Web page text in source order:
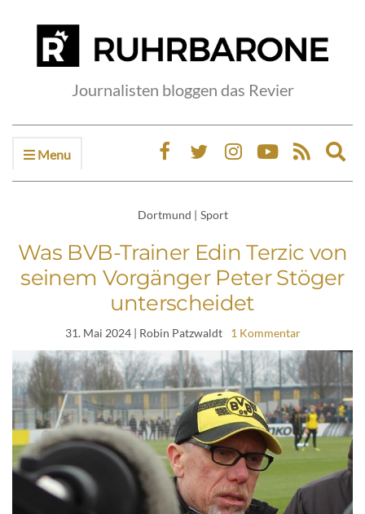
Journalisten bloggen das Revier
Menu
Dortmund | Sport
Was BVB-Trainer Edin Terzic von
seinem Vorgänger Peter Stöger
unterscheidet
31. Mai 2024| Robin Patzwaldt 1 Kommentar